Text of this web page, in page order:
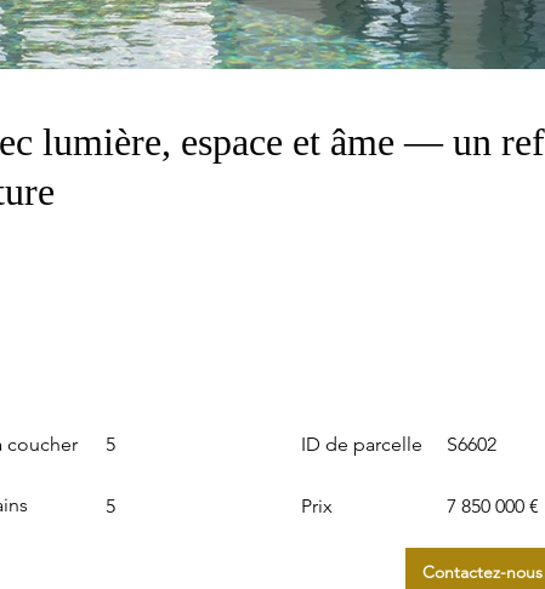
lumière, espace et âme — un
coucher 5
5
ID de parcelle
Prix
S6602
7 850 000 €
Contactez-